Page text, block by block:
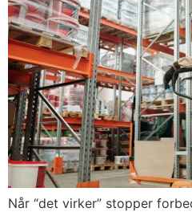
Når “det virker” stopper